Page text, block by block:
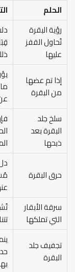
الحلم
رؤية البقرة
تُحاول القفز
عليها
إذا تم عضها
من البقرة
سلخ جلد
البقرة بعد
ذبحها
حرق البقرة
سرقة الأبقار
التي تملكها
تجفيف جلد
البقرة